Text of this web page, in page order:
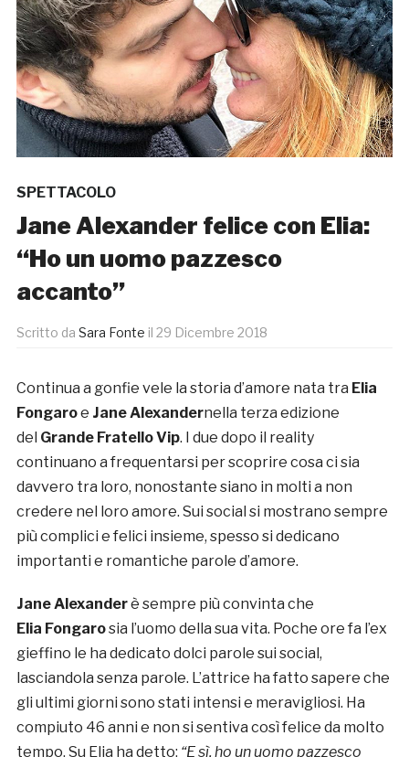
SPETTACOLO
Jane Alexander felice con Elia:
“Ho un uomo pazzesco
accanto”
Scritto da Sara Fonte il 29 Dicembre 2018
Continua a gonfie vele la storia d’amore nata tra Elia
Fongaroe Jane Alexandernella terza edizione
del Grande Fratello Vip. I due dopo il reality
continuano a frequentarsi per scoprire cosa ci sia
davvero tra loro, nonostante siano in molti a non
credere nel loro amore. Sui social si mostrano sempre
più complici e felici insieme, spesso si dedicano
importanti e romantiche parole d’amore.
Jane Alexanderè sempre più convinta che
Elia Fongarosia l’uomo della sua vita. Poche ore fa l’ex
gieffino le ha dedicato dolci parole sui social,
lasciandola senza parole. L’attrice ha fatto sapere che
gli ultimi giorni sono stati intensi e meravigliosi. Ha
compiuto 46 anni e non si sentiva così felice da molto
tempo. Su Elia ha detto: “E sì, ho un uomo pazzesco